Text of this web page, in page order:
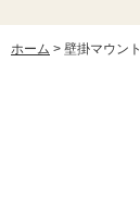
ホーム > 壁掛マウント